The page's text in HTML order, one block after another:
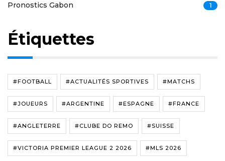
Pronostics Gabon 1
Étiquettes
#FOOTBALL #ACTUALITÉS SPORTIVES #MATCHS
#JOUEURS #ARGENTINE #ESPAGNE #FRANCE
#ANGLETERRE #CLUBE DO REMO #SUISSE
#VICTORIA PREMIER LEAGUE 2 2026 #MLS 2026